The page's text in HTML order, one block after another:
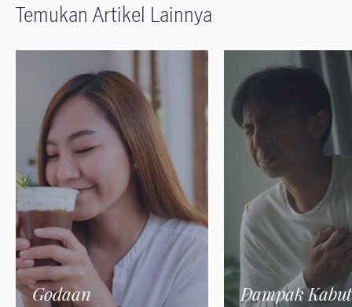
Temukan Artikel Lainnya
Godaan
Dampak